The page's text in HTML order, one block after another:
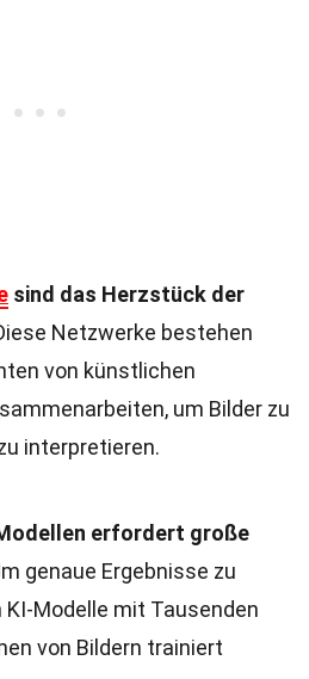
sind das Herzstück der
Netzwerke bestehen
von künstlichen
um Bilder zu
interpretieren.
erfordert große
genaue Ergebnisse zu
KI-Modelle mit Tausenden
von Bildern trainiert